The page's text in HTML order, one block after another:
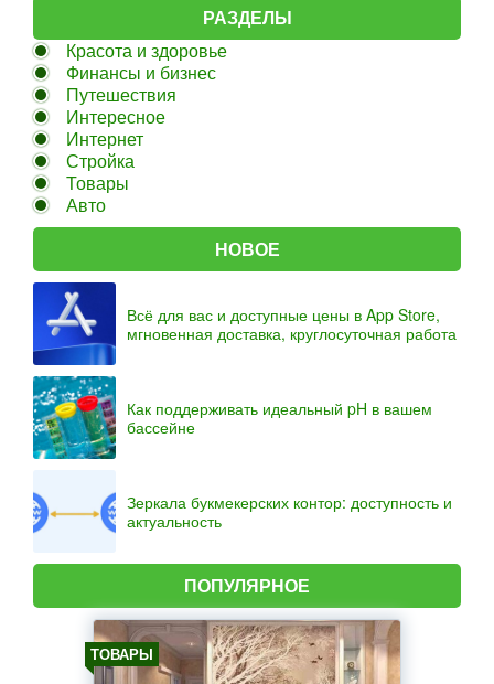
РАЗДЕЛЫ
Красота и здоровье
Финансы и бизнес
Путешествия
Интересное
Интернет
Стройка
Товары
Авто
НОВОЕ
Всё для вас и доступные цены в App Store,
мгновенная доставка, круглосуточная работа
Как поддерживать идеальный pH в вашем
бассейне
Зеркала букмекерских контор: доступность и
актуальность
ПОПУЛЯРНОЕ
ТОВАРЫ